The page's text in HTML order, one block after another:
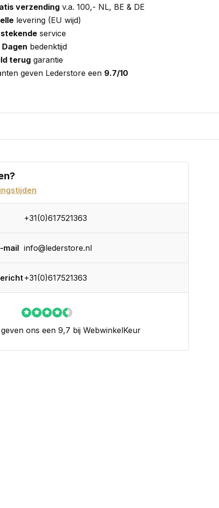
verzending v.a. 100,- NL, BE & DE
levering (EU wijd)
service
bedenktijd
terug garantie
geven Lederstore een 9.7/10
+31(0)617521363
mail info@lederstore.nl
+31(0)617521363
ons een 9,7 bij WebwinkelKeur